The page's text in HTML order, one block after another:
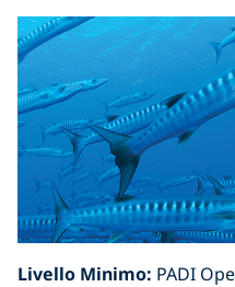
Livello Minimo: PADI